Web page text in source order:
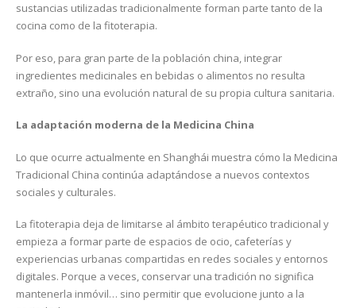
sustancias utilizadas tradicionalmente forman parte tanto de la
cocina como de la fitoterapia.
Por eso, para gran parte de la población china, integrar
ingredientes medicinales en bebidas o alimentos no resulta
extraño, sino una evolución natural de su propia cultura sanitaria.
La adaptación moderna de la Medicina China
Lo que ocurre actualmente en Shanghái muestra cómo la Medicina
Tradicional China continúa adaptándose a nuevos contextos
sociales y culturales.
La fitoterapia deja de limitarse al ámbito terapéutico tradicional y
empieza a formar parte de espacios de ocio, cafeterías y
experiencias urbanas compartidas en redes sociales y entornos
digitales. Porque a veces, conservar una tradición no significa
mantenerla inmóvil… sino permitir que evolucione junto a la